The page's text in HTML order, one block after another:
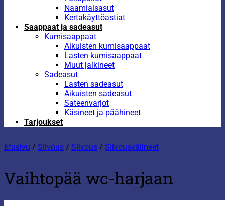
Naamiaisasut
Kertakäyttöastiat
Saappaat ja sadeasut
Kumisaappaat
Aikuisten kumisaappaat
Lasten kumisaappaat
Muut jalkineet
Sadeasut
Lasten sadeasut
Aikuisten sadeasut
Sateenvarjot
Käsineet ja päähineet
Tarjoukset
Etusivu / Siivous / Siivous / Siivousvälineet
Vaihtopää wc-harjaan